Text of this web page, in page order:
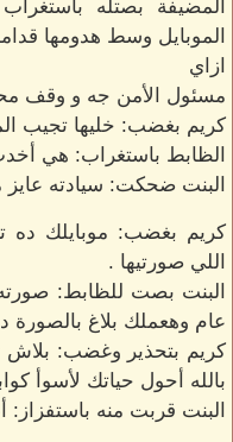
المضيفة بصتله
الموبايل وسط هدومها
ازاي
مسئول الأمن جه و وقف
كريم بغضب: خليها تجيب
الظابط باستغراب: هي
البنت ضحكت: سيادته عايز
كريم بغضب: موبايلك ده
اللي صورتيها .
البنت بصت للظابط:
عام وهعملك بلاغ بالصورة
كريم بتحذير وغضب: بلاش
بالله أحول حياتك لأسوأ
البنت قربت منه